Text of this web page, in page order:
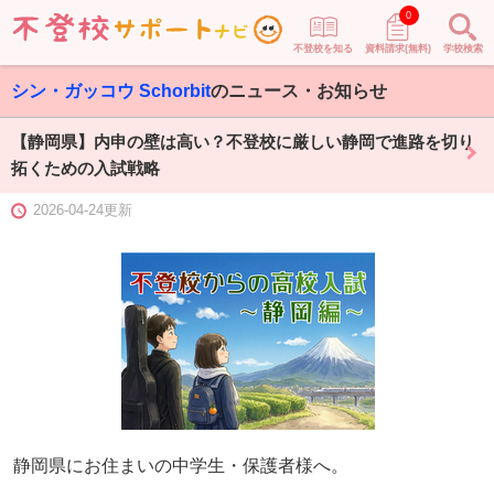
不登校を知る 資料請求(無料)
0
学校検索
シン・ガッコウ Schorbitのニュース・お知らせ
【静岡県】内申の壁は高い？不登校に厳しい静岡で進路を切り
拓くための入試戦略
2026-04-24更新
静岡県にお住まいの中学生・保護者様へ。